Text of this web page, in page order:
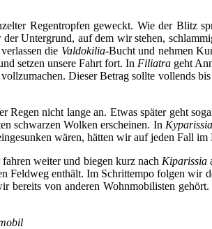
Regentropfen geweckt. Wie der Blitz
Untergrund, auf dem wir stehen,
die Valdokilia-Bucht und nehmen
setzen unsere Fahrt fort. In Filiatra geht
Dieser Betrag sollte vollends
nicht lange an. Etwas später geht
schwarzen Wolken erscheinen. In Kyparissia
wären, hätten wir auf jeden Fall
weiter und biegen kurz nach Kiparissia
Feldweg enthält. Im Schrittempo folgen
bereits von anderen Wohnmobilisten